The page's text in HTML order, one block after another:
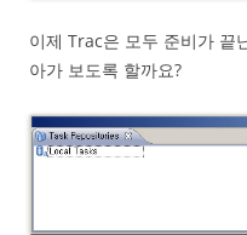
이제 Trac은 모두 준비가 끝
아가 보도록 할까요?